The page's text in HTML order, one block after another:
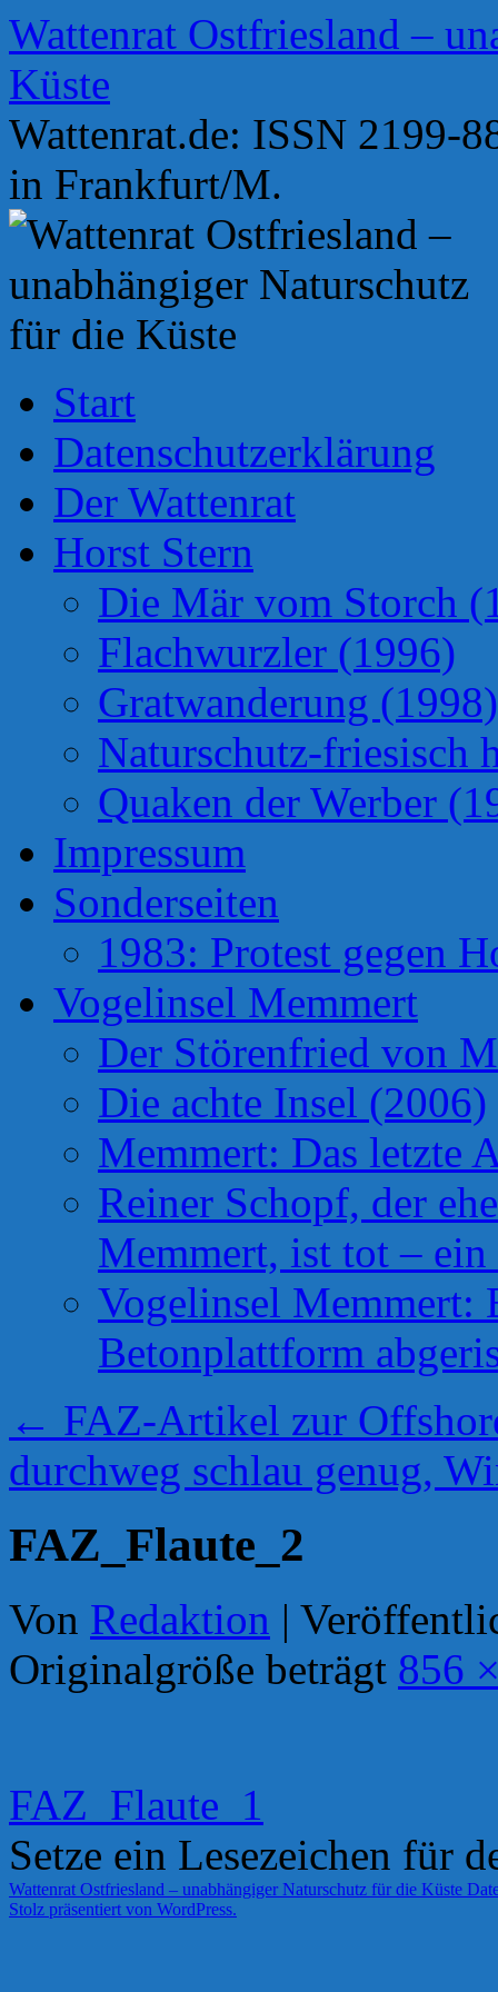
Zum
Inhalt
springen
Wattenrat Ostfriesland –
Küste
Wattenrat.de: ISSN 2199-
in Frankfurt/M.
Start
Datenschutzerklärung
Der Wattenrat
Horst Stern
Die Mär vom Storch
Flachwurzler (1996)
Gratwanderung (1998)
Naturschutz-friesisch
Quaken der Werber
Impressum
Sonderseiten
1983: Protest gegen
Vogelinsel Memmert
Der Störenfried von
Die achte Insel (2006)
Memmert: Das letzte
Reiner Schopf, der
Memmert, ist tot –
Vogelinsel Memmert:
Betonplattform
← FAZ-Artikel zur
durchweg schlau genug,
FAZ_Flaute_2
Von Redaktion |
Originalgröße beträgt 856
FAZ_Flaute_1
Setze ein Lesezeichen für
Wattenrat Ostfriesland – unabhängiger Naturschutz für die Küste
Stolz präsentiert von WordPress.